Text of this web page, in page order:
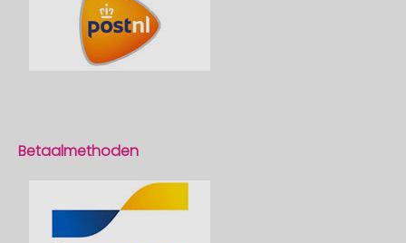
Betaalmethoden